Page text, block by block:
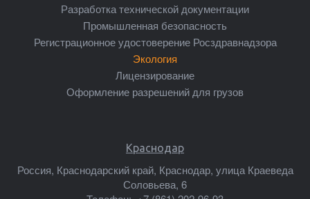
Разработка технической документации
Промышленная безопасность
Регистрационное удостоверение Росздравнадзора
Экология
Лицензирование
Оформление разрешений для грузов
Краснодар
Россия, Краснодарский край, Краснодар, улица Краеведа
Соловьева, 6